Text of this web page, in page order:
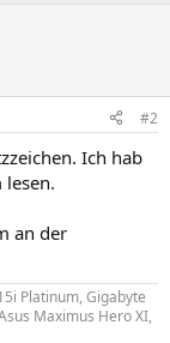
#2
Ich hab
an der
Platinum, Gigabyte
Maximus Hero XI,